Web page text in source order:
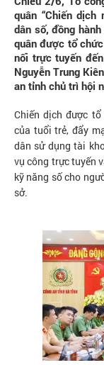
quân “Chiến
dân số, đồng
quân được tổ
nối trực tuyến
Nguyễn Trung
an tỉnh chủ trì hội
Chiến dịch được
của tuổi trẻ, đẩy
dân sử dụng tài
vụ công trực tuyến
kỹ năng số cho
sở.